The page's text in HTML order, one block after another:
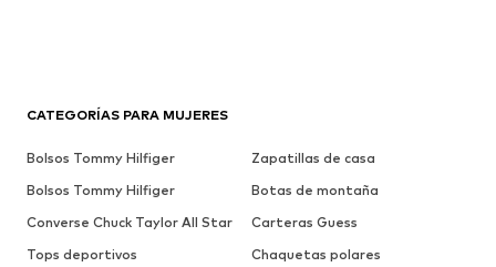
CATEGORÍAS PARA MUJERES
Bolsos Tommy Hilfiger
Zapatillas de casa
Bolsos Tommy Hilfiger
Botas de montaña
Converse Chuck Taylor All Star
Carteras Guess
Tops deportivos
Chaquetas polares